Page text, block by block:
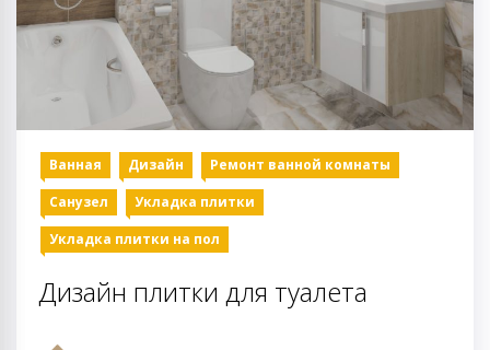
Ванная Дизайн
Ремонт ванной комнаты
Санузел
Укладка плитки
Укладка плитки на пол
Дизайн плитки для туалета